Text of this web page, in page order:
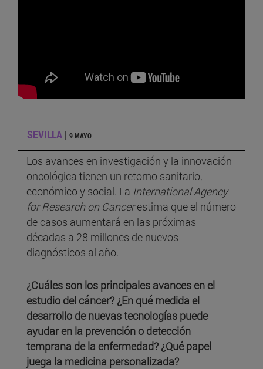
SEVILLA | 9 MAYO
Los avances en investigación y la innovación
oncológica tienen un retorno sanitario,
económico y social. La International Agency
for Research on Cancerestima que el número
de casos aumentará en las próximas
décadas a 28 millones de nuevos
diagnósticos al año.
¿Cuáles son los principales avances en el
estudio del cáncer? ¿En qué medida el
desarrollo de nuevas tecnologías puede
ayudar en la prevención o detección
temprana de la enfermedad? ¿Qué papel
juega la medicina personalizada?